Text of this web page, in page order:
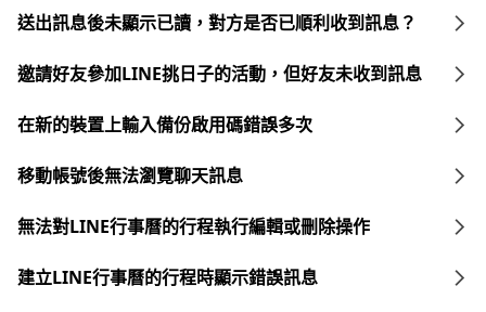
送出訊息後未顯示已讀，對方是否已順利收到訊息？
邀請好友參加LINE挑日子的活動，但好友未收到訊息
在新的裝置上輸入備份啟用碼錯誤多次
移動帳號後無法瀏覽聊天訊息
無法對LINE行事曆的行程執行編輯或刪除操作
建立LINE行事曆的行程時顯示錯誤訊息